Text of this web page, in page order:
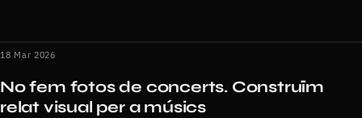
18 Mar 2026
No fem fotos de concerts. Construïm
relat visual per a músics